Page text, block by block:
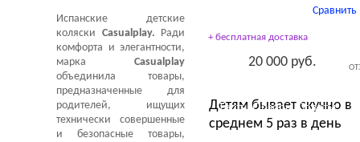
Сравнить
+ бесплатная доставка
20 000 руб.
Тесты Обзоры Советы
Детям бывает скучно в
среднем 5 раз в день
Испанские детские
коляски Casualplay. Ради
комфорта и элегантности,
марка Casualplay
объединила товары,
предназначенные для
родителей, ищущих
технически совершенные
и безопасные товары,